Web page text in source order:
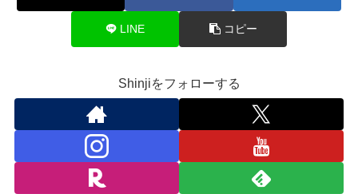
LINE コピー
Shinjiをフォローする